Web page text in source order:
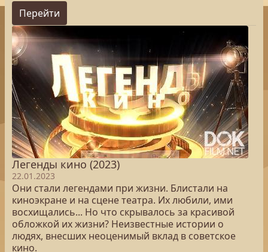
Перейти
Легенды кино (2023)
22.01.2023
Они стали легендами при жизни. Блистали на
киноэкране и на сцене театра. Их любили, ими
восхищались... Но что скрывалось за красивой
обложкой их жизни? Неизвестные истории о
людях, внесших неоценимый вклад в советское
кино.